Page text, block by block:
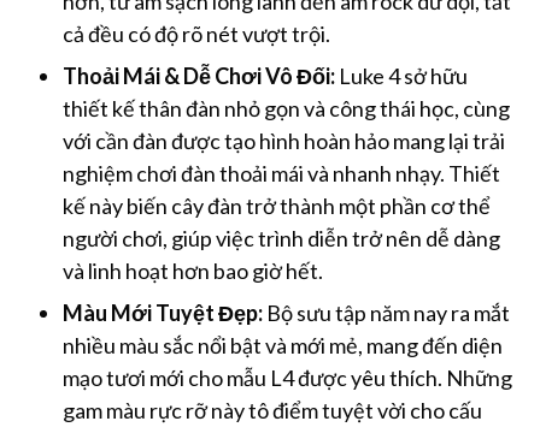
cả đều có độ rõ nét vượt trội.
Thoải Mái & Dễ Chơi Vô Đối: Luke 4 sở hữu
thiết kế thân đàn nhỏ gọn và công thái học, cùng
với cần đàn được tạo hình hoàn hảo mang lại trải
nghiệm chơi đàn thoải mái và nhanh nhạy. Thiết
kế này biến cây đàn trở thành một phần cơ thể
người chơi, giúp việc trình diễn trở nên dễ dàng
và linh hoạt hơn bao giờ hết.
Màu Mới Tuyệt Đẹp: Bộ sưu tập năm nay ra mắt
nhiều màu sắc nổi bật và mới mẻ, mang đến diện
mạo tươi mới cho mẫu L4 được yêu thích. Những
gam màu rực rỡ này tô điểm tuyệt vời cho cấu